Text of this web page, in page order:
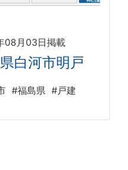
08月03日掲載
白河市明戸
#福島県 #戸建